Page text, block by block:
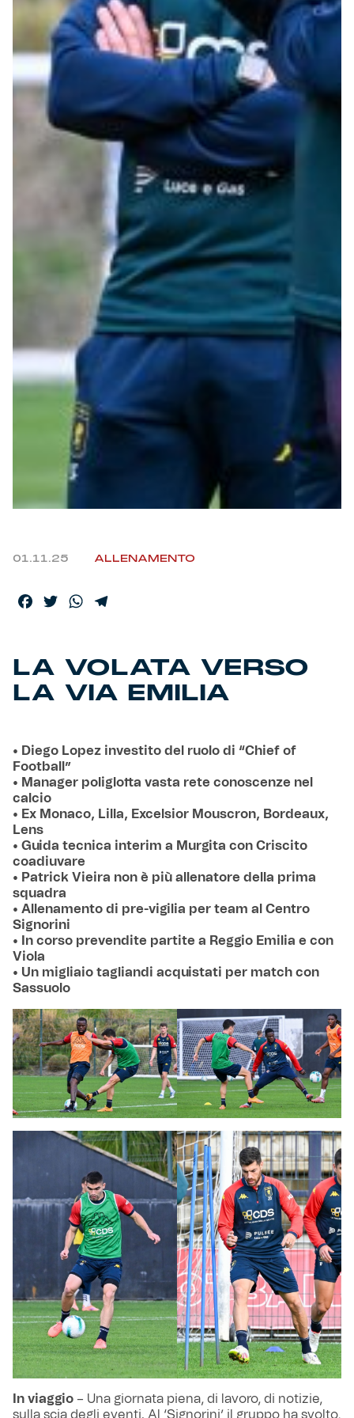
Robe di Kappa x Genoa
Vintage Collection
Red&Blue Voices
Caffè Boasi x Genoa
Helan x Genoa
Isolani x Genoa
Gift Card Online Store
01.11.25 ALLENAMENTO
Facebook
TwitterWhatsApp
LA VOLATA VERSO
LA VIA EMILIA
• Diego Lopez investito del ruolo di “Chief of
Football”
• Manager poliglotta vasta rete conoscenze nel
calcio
• Ex Monaco, Lilla, Excelsior Mouscron, Bordeaux,
Lens
• Guida tecnica interim a Murgita con Criscito
coadiuvare
• Patrick Vieira non è più allenatore della prima
squadra
• Allenamento di pre-vigilia per team al Centro
Signorini
• In corso prevendite partite a Reggio Emilia e con
Viola
• Un migliaio tagliandi acquistati per match con
Sassuolo
In viaggio – Una giornata piena, di lavoro, di notizie,
sulla scia degli eventi. Al ‘Signorini’ il gruppo ha svolto,